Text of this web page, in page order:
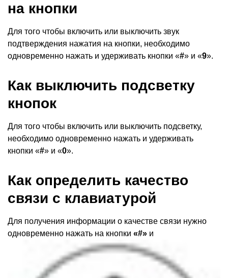
на кнопки
Для того чтобы включить или выключить звук
подтверждения нажатия на кнопки, необходимо
одновременно нажать и удерживать кнопки «#» и «9».
Как выключить подсветку
кнопок
Для того чтобы включить или выключить подсветку,
необходимо одновременно нажать и удерживать
кнопки «#» и «0».
Как определить качество
связи с клавиатурой
Для получения информации о качестве связи нужно
одновременно нажать на кнопки «#» и